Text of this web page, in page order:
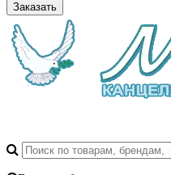
Заказать